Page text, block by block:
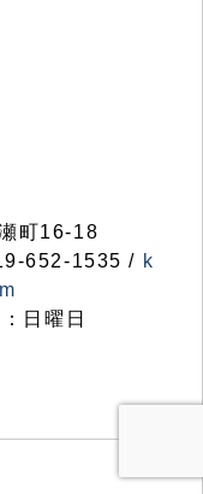
町16-18
652-1535 / k
日曜日